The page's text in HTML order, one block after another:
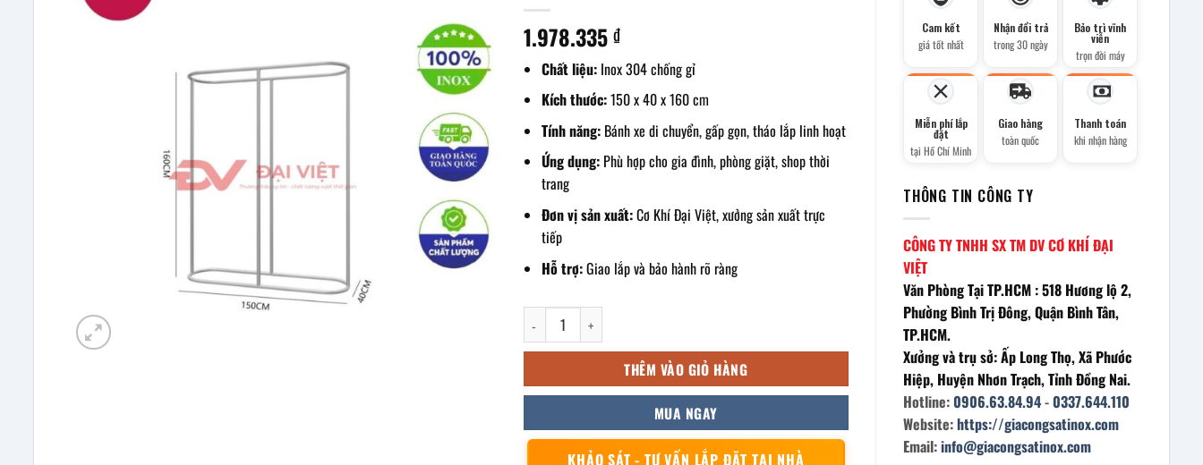
1.978.335 ₫
Chất liệu: Inox 304 chống gỉ
Kích thước:150 x 40 x 160 cm
Tính năng: Bánh xe di chuyển, gấp gọn, tháo lắp linh hoạt
Ứng dụng: Phù hợp cho gia đình, phòng giặt, shop thời
trang
Đơn vị sản xuất:Cơ Khí Đại Việt, xưởng sản xuất trực
tiếp
Hỗ trợ:Giao lắp và bảo hành rõ ràng
sào treo quần áo inox 150x40x160cm số lượng
THÊM VÀO GIỎ HÀNG
MUA NGAY
KHẢO SÁT - TƯ VẤN LẮP ĐẶT TẠI NHÀ
Cam kết
giá tốt nhất
Nhận đổi trả
trong 30 ngày
Bảo trì vĩnh
viễn
trọn đời máy
Miễn phí lắp
đặt
tại Hồ Chí Minh
Giao hàng
toàn quốc
Thanh toán
khi nhận hàng
THÔNG TIN CÔNG TY
CÔNG TY TNHH SX TM DV CƠ KHÍ ĐẠI
VIỆT
Văn Phòng Tại TP.HCM : 518 Hương lộ 2,
Phường Bình Trị Đông, Quận Bình Tân,
TP.HCM.
Xưởng và trụ sở: Ấp Long Thọ, Xã Phước
Hiệp, Huyện Nhơn Trạch, Tỉnh Đồng Nai.
Hotline:0906.63.84.94-0337.644.110
Website:https://giacongsatinox.com
Email:info@giacongsatinox.com